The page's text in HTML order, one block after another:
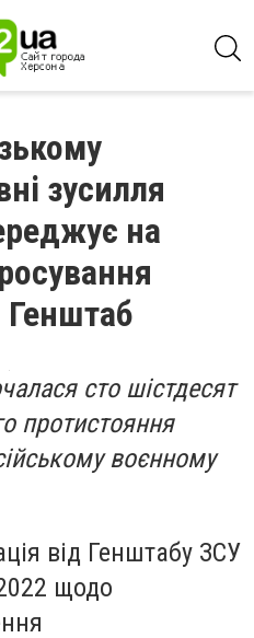
зусилля
на
Генштаб
сто шістдесят
протистояння
воєнному
від Генштабу ЗСУ
щодо